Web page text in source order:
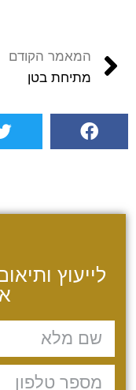
המאמר הקודם
מתיחת בטן
לייעוץ